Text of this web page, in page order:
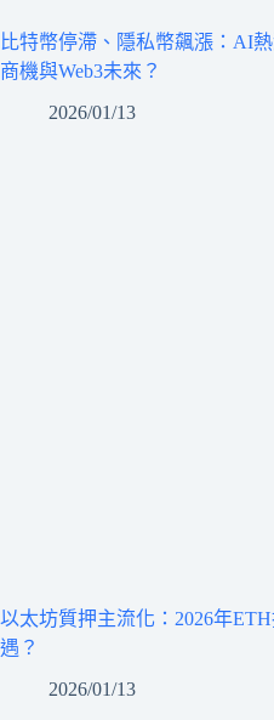
比特幣停滯、隱私幣飆漲：AI
商機與Web3未來？
2026/01/13
以太坊質押主流化：2026年
遇？
2026/01/13